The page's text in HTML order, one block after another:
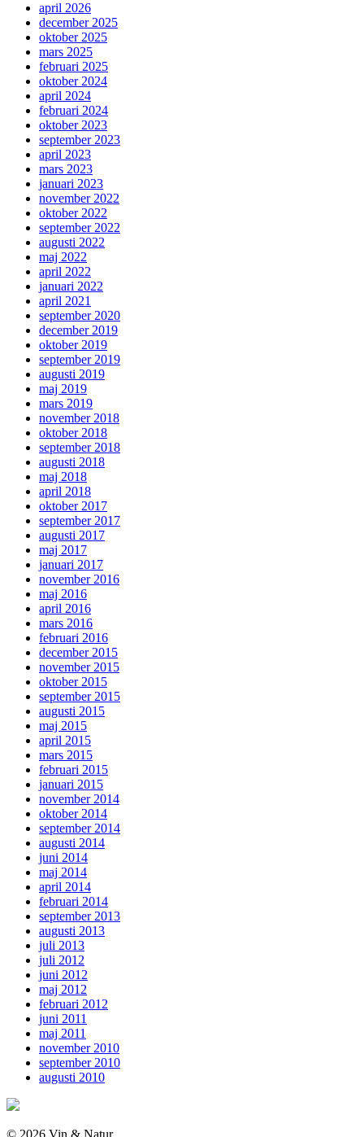
april 2026
december 2025
oktober 2025
mars 2025
februari 2025
oktober 2024
april 2024
februari 2024
oktober 2023
september 2023
april 2023
mars 2023
januari 2023
november 2022
oktober 2022
september 2022
augusti 2022
maj 2022
april 2022
januari 2022
april 2021
september 2020
december 2019
oktober 2019
september 2019
augusti 2019
maj 2019
mars 2019
november 2018
oktober 2018
september 2018
augusti 2018
maj 2018
april 2018
oktober 2017
september 2017
augusti 2017
maj 2017
januari 2017
november 2016
maj 2016
april 2016
mars 2016
februari 2016
december 2015
november 2015
oktober 2015
september 2015
augusti 2015
maj 2015
april 2015
mars 2015
februari 2015
januari 2015
november 2014
oktober 2014
september 2014
augusti 2014
juni 2014
maj 2014
april 2014
februari 2014
september 2013
augusti 2013
juli 2013
juli 2012
juni 2012
maj 2012
februari 2012
juni 2011
maj 2011
november 2010
september 2010
augusti 2010
© 2026 Vin & Natur